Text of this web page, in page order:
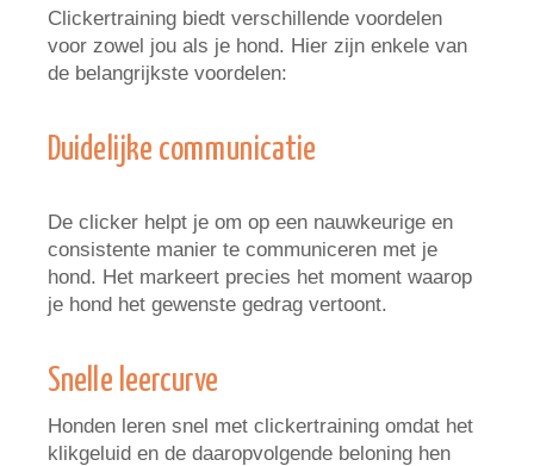
Clickertraining biedt verschillende voordelen
voor zowel jou als je hond. Hier zijn enkele van
de belangrijkste voordelen:
Duidelijke communicatie
De clicker helpt je om op een nauwkeurige en
consistente manier te communiceren met je
hond. Het markeert precies het moment waarop
je hond het gewenste gedrag vertoont.
Snelle leercurve
Honden leren snel met clickertraining omdat het
klikgeluid en de daaropvolgende beloning hen